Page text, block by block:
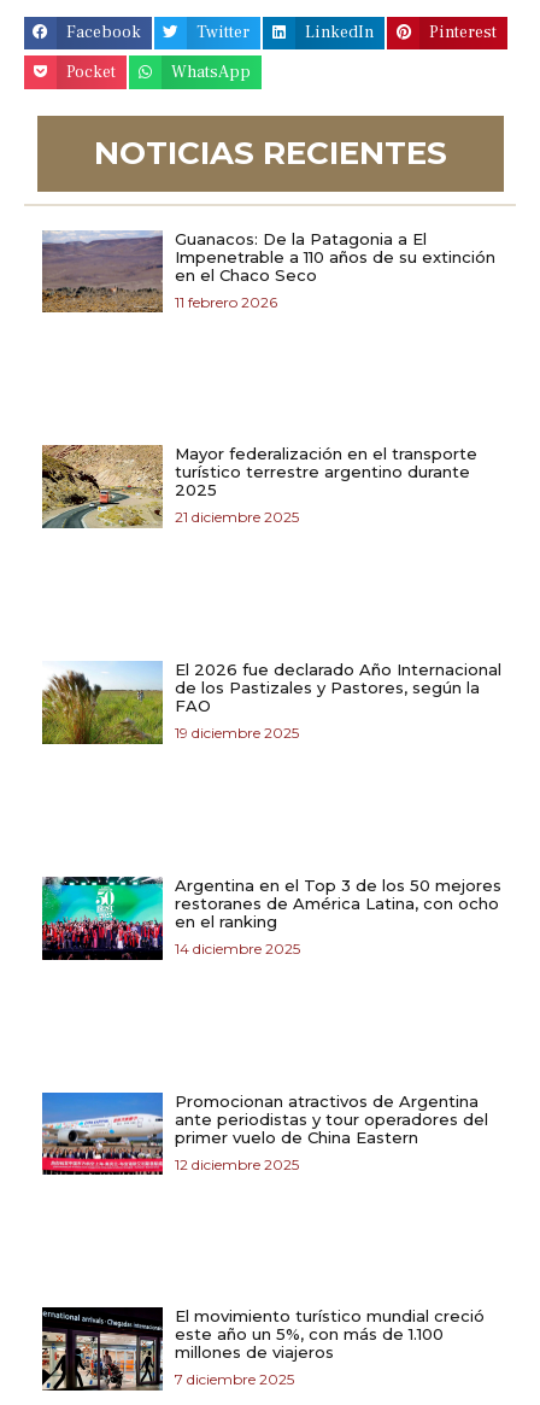
Facebook Twitter LinkedIn
Pinterest
Pocket
WhatsApp
NOTICIAS RECIENTES
Guanacos: De la Patagonia a El
Impenetrable a 110 años de su extinción
en el Chaco Seco
11 febrero 2026
Mayor federalización en el transporte
turístico terrestre argentino durante
2025
21 diciembre 2025
El 2026 fue declarado Año Internacional
de los Pastizales y Pastores, según la
FAO
19 diciembre 2025
Argentina en el Top 3 de los 50 mejores
restoranes de América Latina, con ocho
en el ranking
14 diciembre 2025
Promocionan atractivos de Argentina
ante periodistas y tour operadores del
primer vuelo de China Eastern
12 diciembre 2025
El movimiento turístico mundial creció
este año un 5%, con más de 1.100
millones de viajeros
7 diciembre 2025